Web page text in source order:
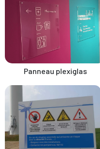
Panneau plexiglas